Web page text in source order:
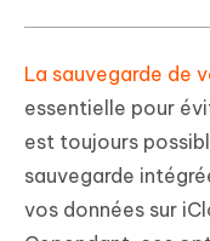
La sauvegarde de
essentielle pour
est toujours
sauvegarde
vos données sur